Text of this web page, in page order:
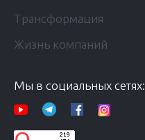
Трансформация
Жизнь компаний
Мы в социальных сетях: